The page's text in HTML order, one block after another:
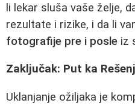
li lekar sluša vaše želje,
rezultate i rizike, i da li
fotografije pre i posle iz
Zaključak: Put ka
Uklanjanje ožiljaka je